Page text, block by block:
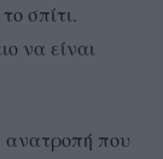
σπίτι.
να είναι
ανατροπή που